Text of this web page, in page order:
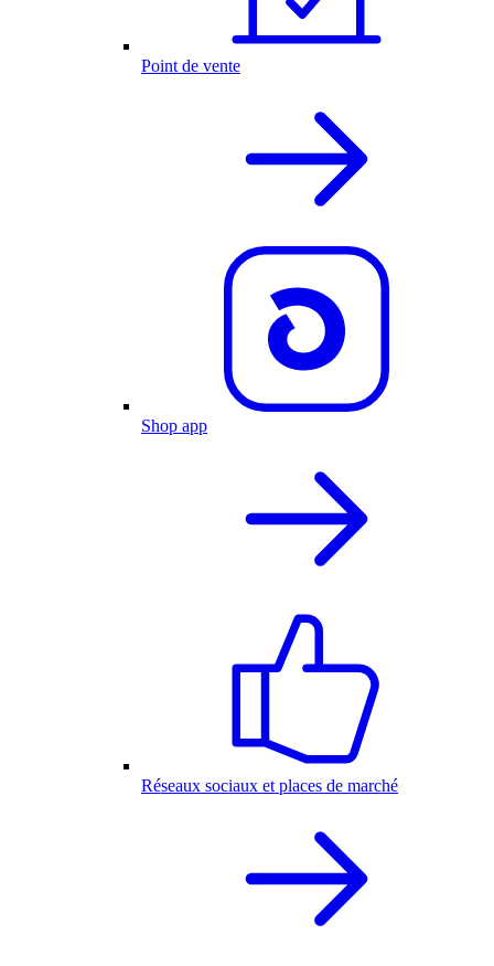
Point de vente
Shop app
Réseaux sociaux et places de marché